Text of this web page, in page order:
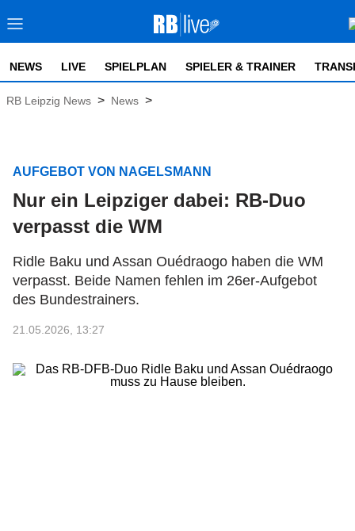
NEWS LIVE SPIELPLAN SPIELER & TRAINER
RB Leipzig News > News >
AUFGEBOT VON NAGELSMANN
Nur ein Leipziger dabei: RB-Duo
verpasst die WM
Ridle Baku und Assan Ouédraogo haben die WM
verpasst. Beide Namen fehlen im 26er-Aufgebot
des Bundestrainers.
21.05.2026, 13:27